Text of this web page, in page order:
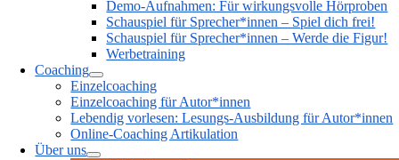
Demo-Aufnahmen: Für wirkungsvolle Hörproben
Schauspiel für Sprecher*innen – Spiel dich frei!
Schauspiel für Sprecher*innen – Werde die Figur!
Werbetraining
Coaching
Einzelcoaching
Einzelcoaching für Autor*innen
Lebendig vorlesen: Lesungs-Ausbildung für Autor*innen
Online-Coaching Artikulation
Über uns